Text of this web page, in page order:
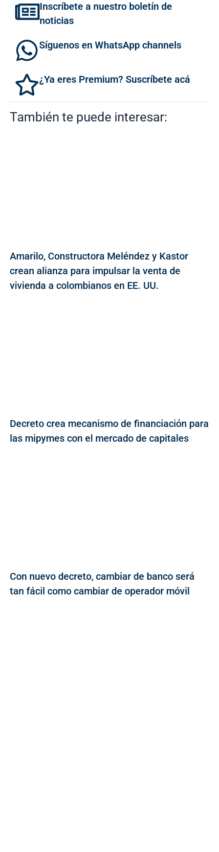
Inscríbete a nuestro boletín de
noticias
Síguenos en WhatsApp channels
¿Ya eres Premium? Suscríbete acá
También te puede interesar:
Amarilo, Constructora Meléndez y Kastor
crean alianza para impulsar la venta de
vivienda a colombianos en EE. UU.
Decreto crea mecanismo de financiación para
las mipymes con el mercado de capitales
Con nuevo decreto, cambiar de banco será
tan fácil como cambiar de operador móvil